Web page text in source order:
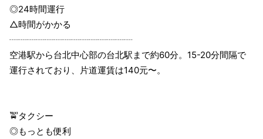
◎24時間運行
△時間がかかる
┈┈┈┈┈┈┈┈┈┈┈┈┈┈
空港駅から台北中心部の台北駅まで約60分。15-20分間隔で
運行されており、片道運賃は140元〜。
🚖タクシー
◎もっとも便利